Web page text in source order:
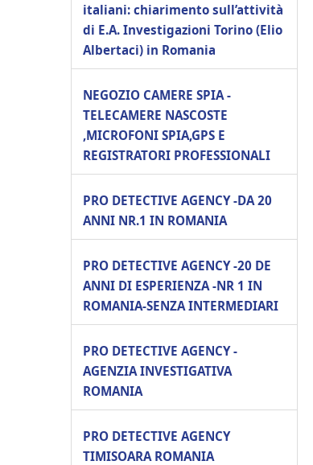
italiani: chiarimento sull’attività
di E.A. Investigazioni Torino (Elio
Albertaci) in Romania
NEGOZIO CAMERE SPIA -
TELECAMERE NASCOSTE
,MICROFONI SPIA,GPS E
REGISTRATORI PROFESSIONALI
PRO DETECTIVE AGENCY -DA 20
ANNI NR.1 IN ROMANIA
PRO DETECTIVE AGENCY -20 DE
ANNI DI ESPERIENZA -NR 1 IN
ROMANIA-SENZA INTERMEDIARI
PRO DETECTIVE AGENCY -
AGENZIA INVESTIGATIVA
ROMANIA
PRO DETECTIVE AGENCY
TIMISOARA ROMANIA